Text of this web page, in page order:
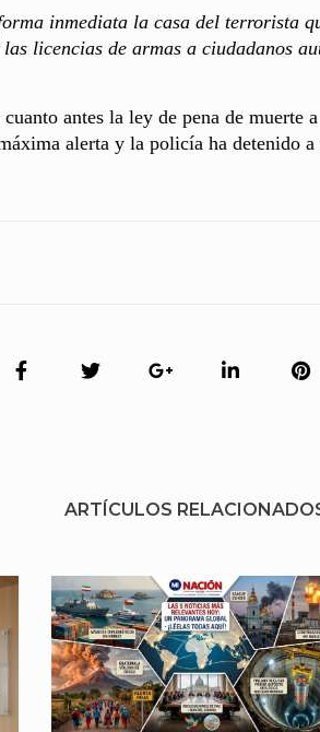
inmediata la casa del terrorista
licencias de armas a ciudadanos
antes la ley de pena de muerte
alerta y la policía ha detenido a
ARTÍCULOS